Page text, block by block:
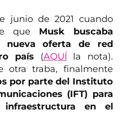
junio de 2021 cuando
que Musk buscaba
nueva oferta de red
país (AQUÍ la nota).
otra traba, finalmente
por parte del Instituto
(IFT) para
en el